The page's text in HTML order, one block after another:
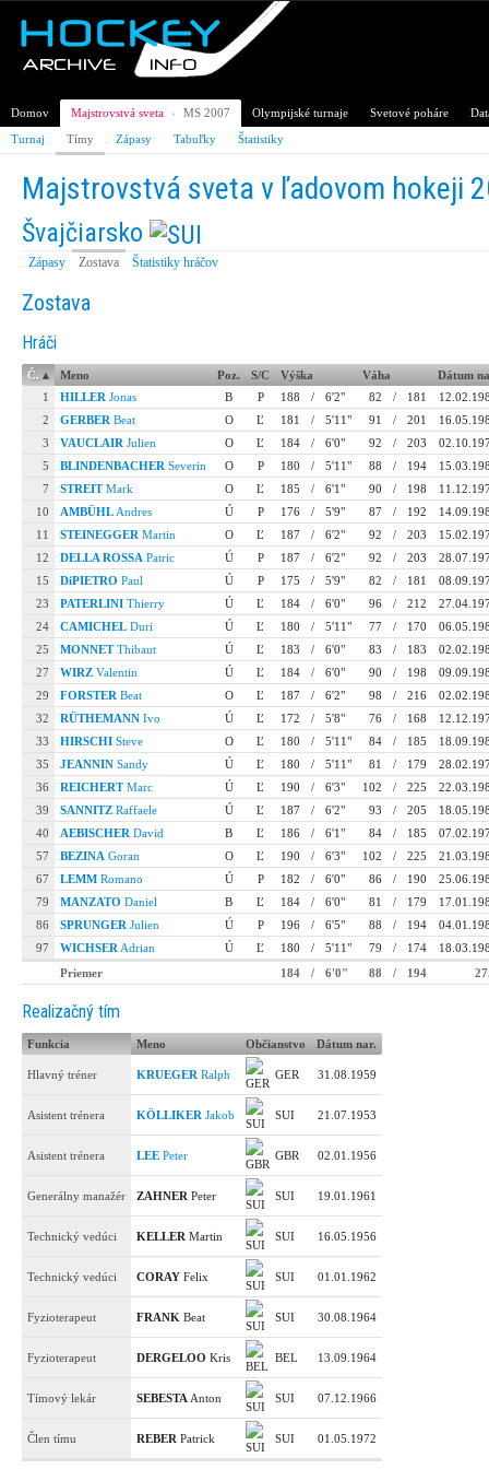
Domov Majstrovstvá sveta › MS 2007 Olympijské turnaje Svetové poháre
Turnaj
Tímy Zápasy Tabuľky Štatistiky
Majstrovstvá sveta v ľadovom hokeji
Švajčiarsko
Zápasy Zostava Štatistiky hráčov
Zostava
Hráči
Č. ▴ Meno Poz. S/C Výška Váha Dátum
Priemer 184 / 6'0" 88 / 194
1 HILLER Jonas B P 188 / 6'2" 82 / 181
2
GERBER Beat O Ľ 181 / 5'11" 91 / 201
3
VAUCLAIR Julien O Ľ 184 / 6'0" 92 / 203
5
BLINDENBACHER Severin O P 180 / 5'11" 88 / 194
7
STREITMark O Ľ 185 / 6'1" 90 / 198
10
AMBÜHL Andres Ú P 176 / 5'9" 87 / 192
11
STEINEGGER Martin O Ľ 187 / 6'2" 92 / 203
12
DELLA ROSSA Patric Ú P 187 / 6'2" 92 / 203
15
DiPIETRO Paul Ú P 175 / 5'9" 82 / 181
23
PATERLINI Thierry Ú Ľ 184 / 6'0" 96 / 212
24
CAMICHEL Duri Ú Ľ 180 / 5'11" 77 / 170
25
MONNETThibaut Ú Ľ 183 / 6'0" 83 / 183
27
WIRZ Valentin Ú Ľ 184 / 6'0" 90 / 198
29
FORSTER Beat O Ľ 187 / 6'2" 98 / 216
32
RÜTHEMANN Ivo Ú Ľ 172 / 5'8" 76 / 168
33
HIRSCHI Steve O Ľ 180 / 5'11" 84 / 185
35
JEANNIN Sandy Ú Ľ 180 / 5'11" 81 / 179
36
REICHERTMarc Ú Ľ 190 / 6'3" 102 / 225
39
SANNITZ Raffaele Ú Ľ 187 / 6'2" 93 / 205
40
AEBISCHER David B Ľ 186 / 6'1" 84 / 185
57
BEZINA Goran O Ľ 190 / 6'3" 102 / 225
67
LEMM Romano Ú P 182 / 6'0" 86 / 190
79
MANZATO Daniel B Ľ 184 / 6'0" 81 / 179
86
SPRUNGER Julien Ú P 196 / 6'5" 88 / 194
97
WICHSER Adrian Ú Ľ 180 / 5'11" 79 / 174
Realizačný tím
Funkcia Meno Občianstvo Dátum nar.
Hlavný tréner KRUEGER Ralph GER 31.08.1959
Asistent trénera KÖLLIKER Jakob SUI 21.07.1953
Asistent trénera LEE Peter GBR 02.01.1956
Generálny manažér ZAHNER Peter SUI 19.01.1961
Technický vedúci KELLER Martin SUI 16.05.1956
Technický vedúci CORAY Felix SUI 01.01.1962
Fyzioterapeut FRANK Beat SUI 30.08.1964
Fyzioterapeut DERGELOO Kris BEL 13.09.1964
Tímový lekár SEBESTA Anton SUI 07.12.1966
Člen tímu REBER Patrick SUI 01.05.1972